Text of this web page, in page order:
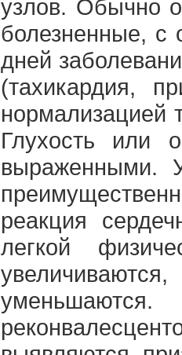
узлов. Обычно
болезненные,
дней
(тахикардия,
нормализацией
Глухость или
выраженными.
реакция
легкой